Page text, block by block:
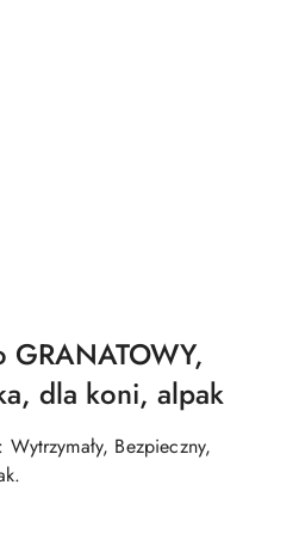
GRANATOWY,
dla koni, alpak
Bezpieczny,